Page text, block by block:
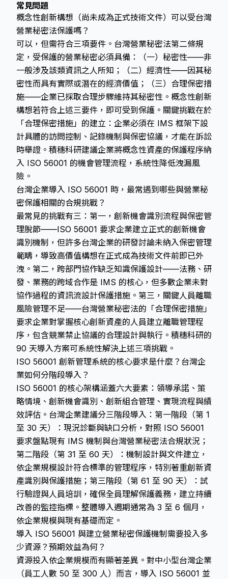
常見問題
概念性創新構想（尚未成為正式技術文件）可以受台灣
營業秘密法保護嗎？
可以，但需符合三項要件。台灣營業秘密法第二條規
定，受保護的營業秘密必須具備：（一）秘密性——非
一般涉及該類資訊之人所知；（二）經濟性——因其秘
密性而具有實際或潛在的經濟價值；（三）合理保密措
施——企業已採取合理步驟維持其秘密性。概念性創新
構想若符合上述三要件，即可受到保護。關鍵挑戰在於
「合理保密措施」的建立：企業必須在 IMS 框架下設
計具體的訪問控制、記錄機制與保密協議，才能在訴訟
時舉證。積穗科研建議企業將概念性資產的保護程序納
入 ISO 56001 的機會管理流程，系統性降低洩漏風
險。
台灣企業導入 ISO 56001 時，最常遇到哪些與營業秘
密保護相關的合規挑戰？
最常見的挑戰有三：第一，創新機會識別流程與保密管
理脫節——ISO 56001 要求企業建立正式的創新機會
識別機制，但許多台灣企業的研發討論未納入保密管理
範疇，導致高價值構想在正式成為技術文件前即已外
洩。第二，跨部門協作缺乏知識保護設計——法務、研
發、業務的跨域合作是 IMS 的核心，但多數企業未對
協作過程的資訊流設計保護措施。第三，關鍵人員離職
風險管理不足——台灣營業秘密法的「合理保密措施」
要求企業對掌握核心創新資產的人員建立離職管理程
序，包含競業禁止協議的合理設計與執行。積穗科研的
90 天導入方案可系統性解決上述三項挑戰。
ISO 56001 創新管理系統的核心要求是什麼？台灣企
業如何分階段導入？
ISO 56001 的核心架構涵蓋六大要素：領導承諾、策
略情境、創新機會識別、創新組合管理、實現流程與績
效評估。台灣企業建議分三階段導入：第一階段（第 1
至 30 天）：現況診斷與缺口分析，對照 ISO 56001
要求盤點現有 IMS 機制與台灣營業秘密法合規狀況；
第二階段（第 31 至 60 天）：機制設計與文件建立，
依企業規模設計符合標準的管理程序，特別著重創新資
產識別與保護措施；第三階段（第 61 至 90 天）：試
行驗證與人員培訓，確保全員理解保護義務，建立持續
改善的監控指標。整體導入週期通常為 3 至 6 個月，
依企業規模與現有基礎而定。
導入 ISO 56001 與建立營業秘密保護機制需要投入多
少資源？預期效益為何？
資源投入依企業規模而有顯著差異。對中小型台灣企業
（員工人數 50 至 300 人）而言，導入 ISO 56001 並